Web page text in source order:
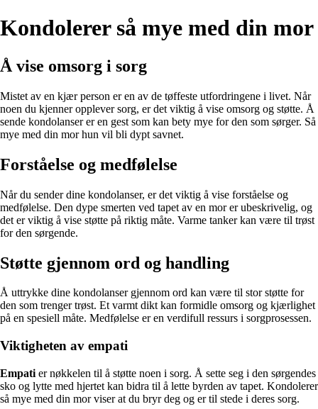
Kondolerer så mye med din mor
Å vise omsorg i sorg
Mistet av en kjær person er en av de tøffeste utfordringene i livet. Når
noen du kjenner opplever sorg, er det viktig å vise omsorg og støtte. Å
sende kondolanser er en gest som kan bety mye for den som sørger. Så
mye med din mor hun vil bli dypt savnet.
Forståelse og medfølelse
Når du sender dine kondolanser, er det viktig å vise forståelse og
medfølelse. Den dype smerten ved tapet av en mor er ubeskrivelig, og
det er viktig å vise støtte på riktig måte. Varme tanker kan være til trøst
for den sørgende.
Støtte gjennom ord og handling
Å uttrykke dine kondolanser gjennom ord kan være til stor støtte for
den som trenger trøst. Et varmt dikt kan formidle omsorg og kjærlighet
på en spesiell måte. Medfølelse er en verdifull ressurs i sorgprosessen.
Viktigheten av empati
Empati er nøkkelen til å støtte noen i sorg. Å sette seg i den sørgendes
sko og lytte med hjertet kan bidra til å lette byrden av tapet. Kondolerer
så mye med din mor viser at du bryr deg og er til stede i deres sorg.